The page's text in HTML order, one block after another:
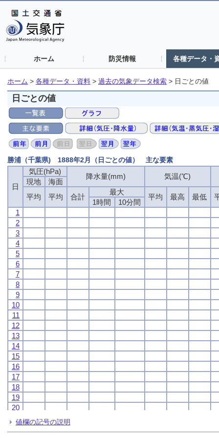
ホーム 防災情報 各種データ・
ホーム > 各種データ・資料 > 過去の気象データ検索 > 日ごとの値
日ごとの値
勝浦（千葉県) 1888年2月（日ごとの値） 主な要素
日
気圧(hPa)
降水量(mm) 気温(℃)
現地
海面
平均
平均 合計
最大
平均 最高 最低
1時間
10分間
1
2
3
4
5
6
7
8
9
10
11
12
13
14
15
16
17
18
19
20
21
22
日
気圧(hPa)
降水量(mm) 気温(℃)
現地
海面
平均
平均 合計
最大
平均 最高 最低
1時間
10分間
1
2
3
4
5
6
7
8
9
10
11
12
13
14
15
16
17
18
19
20
21
22
日
気圧(hPa)
降水量(mm) 気温(℃)
現地
海面
平均
平均 合計
最大
平均 最高 最低
1時間
10分間
1
2
3
4
5
6
7
8
9
10
11
12
13
14
15
16
17
18
19
20
21
22
日
気圧(hPa)
降水量(mm) 気温(℃)
現地
海面
平均
平均 合計
最大
平均 最高 最低
1時間
10分間
1
2
3
4
5
6
7
8
9
10
11
12
13
14
15
16
17
18
19
20
21
22
値欄の記号の説明